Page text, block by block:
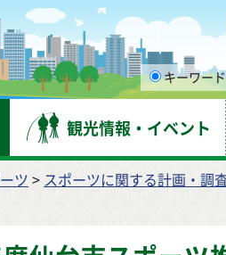
キーワード
観光情報・イベント
ツ > スポーツに関する計画・調